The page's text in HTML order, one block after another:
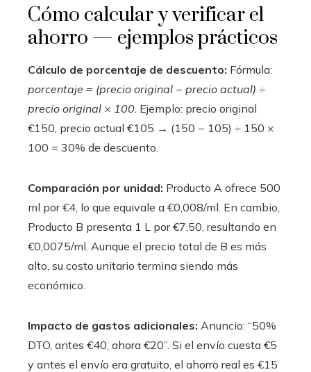
Cómo calcular y verificar el
ahorro — ejemplos prácticos
Cálculo de porcentaje de descuento: Fórmula:
porcentaje = (precio original − precio actual) ÷
precio original × 100 . Ejemplo: precio original
€150, precio actual €105 → (150 − 105) ÷ 150 ×
100 = 30% de descuento.
Comparación por unidad: Producto A ofrece 500
ml por €4, lo que equivale a €0,008/ml. En cambio,
Producto B presenta 1 L por €7,50, resultando en
€0,0075/ml. Aunque el precio total de B es más
alto, su costo unitario termina siendo más
económico.
Impacto de gastos adicionales: Anuncio: “50%
DTO, antes €40, ahora €20”. Si el envío cuesta €5
y antes el envío era gratuito, el ahorro real es €15